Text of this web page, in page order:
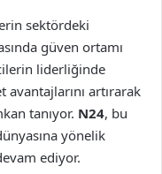
sektördeki
güven ortamı
liderliğinde
artırarak
tanıyor. N24, bu
yönelik
ediyor.